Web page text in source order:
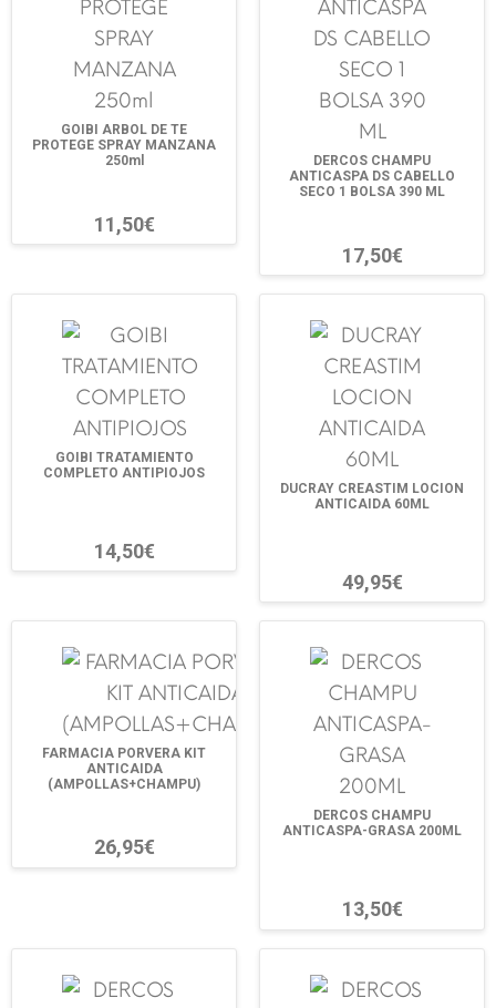
GOIBI ARBOL DE TE
PROTEGE SPRAY MANZANA
250ml
11,50€
DERCOS CHAMPU
ANTICASPA DS CABELLO
SECO 1 BOLSA 390 ML
17,50€
GOIBI TRATAMIENTO
COMPLETO ANTIPIOJOS
14,50€
DUCRAY CREASTIM LOCION
ANTICAIDA 60ML
49,95€
FARMACIA PORVERA KIT
ANTICAIDA
(AMPOLLAS+CHAMPU)
26,95€
DERCOS CHAMPU
ANTICASPA-GRASA 200ML
13,50€